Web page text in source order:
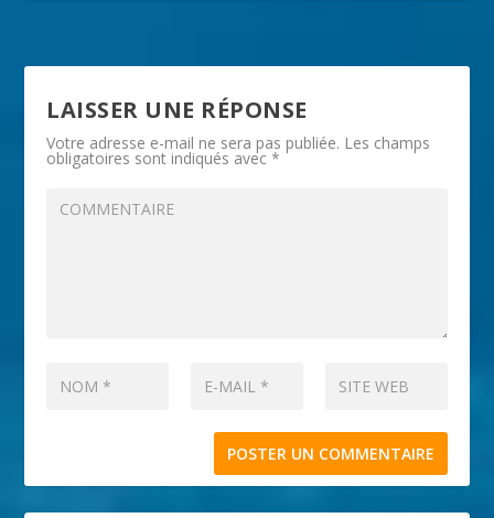
LAISSER UNE RÉPONSE
Votre adresse e-mail ne sera pas publiée. Les champs
obligatoires sont indiqués avec*